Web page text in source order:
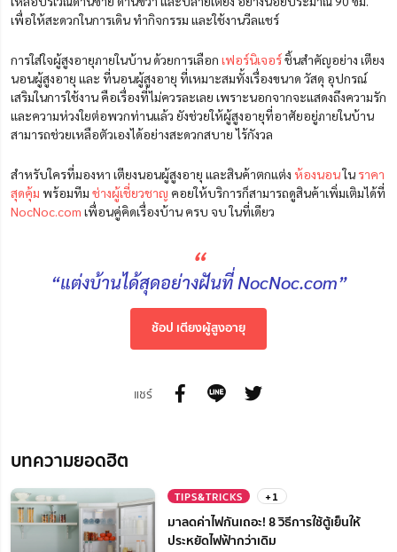
เพื่อให้สะดวกในการเดิน ทำกิจกรรม และใช้งานวีลแชร์
การใส่ใจผู้สูงอายุภายในบ้าน ด้วยการเลือก เฟอร์นิเจอร์ชิ้นสำคัญอย่าง เตียง
นอนผู้สูงอายุ และ ที่นอนผู้สูงอายุ ที่เหมาะสมทั้งเรื่องขนาด วัสดุ อุปกรณ์
เสริมในการใช้งาน คือเรื่องที่ไม่ควรละเลย เพราะนอกจากจะแสดงถึงความรัก
และความห่วงใยต่อพวกท่านแล้ว ยังช่วยให้ผู้สูงอายุที่อาศัยอยู่ภายในบ้าน
สามารถช่วยเหลือตัวเองได้อย่างสะดวกสบาย ไร้กังวล
สำหรับใครที่มองหา เตียงนอนผู้สูงอายุ และสินค้าตกแต่ง ห้องนอนใน ราคา
สุดคุ้ม พร้อมทีม ช่างผู้เชี่ยวชาญ คอยให้บริการก็สามารถดูสินค้าเพิ่มเติมได้ที่
NocNoc.com เพื่อนคู่คิดเรื่องบ้าน ครบ จบ ในที่เดียว
“
“แต่งบ้านได้สุดอย่างฝันที่ NocNoc.com”
ช้อป เตียงผู้สูงอายุ
แชร์
บทความยอดฮิต
TIPS&TRICKS +1
มาลดค่าไฟกันเถอะ! 8 วิธีการใช้ตู้เย็นให้
ประหยัดไฟฟ้ากว่าเดิม